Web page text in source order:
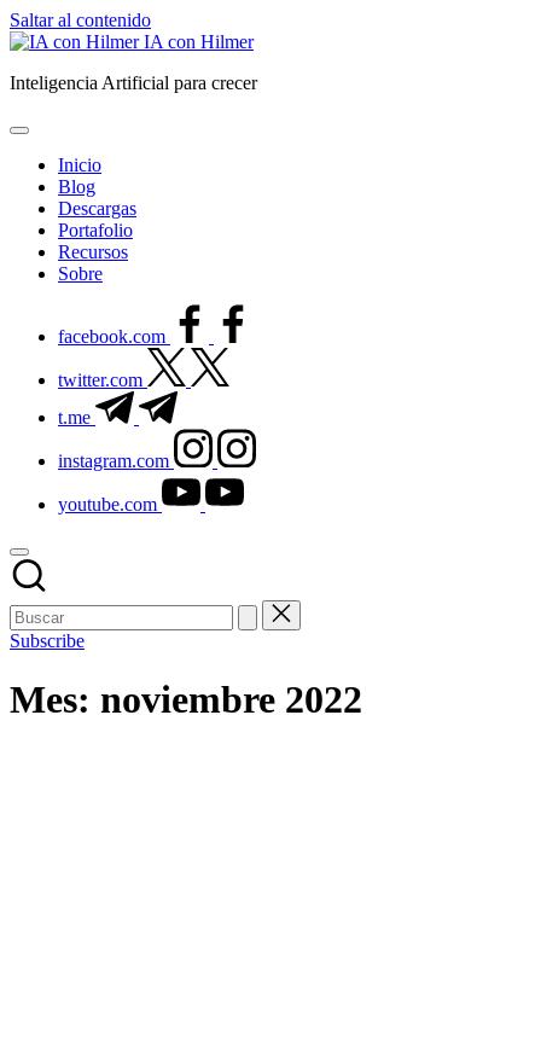
Saltar al contenido
IA con Hilmer
Inteligencia Artificial para crecer
Inicio
Blog
Descargas
Portafolio
Recursos
Sobre
facebook.com
twitter.com
t.me
instagram.com
youtube.com
Subscribe
Mes: noviembre 2022